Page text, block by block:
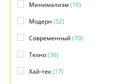
Минимализм (16)
Модерн (52)
Современный (70)
Техно(36)
Хай-тек(17)